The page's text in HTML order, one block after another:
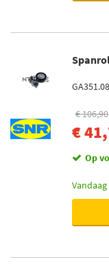
GA351.08
€ 106,90
€
Op